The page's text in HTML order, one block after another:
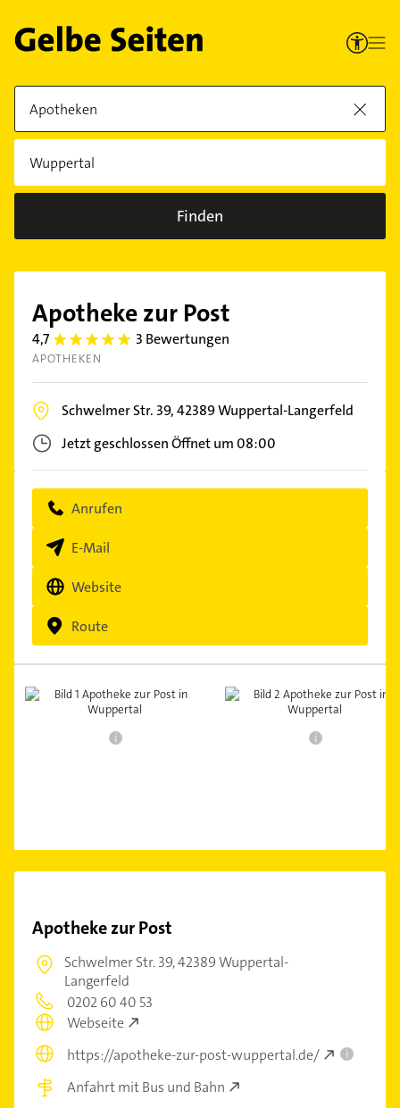
Finden
Apotheke zur Post
4,7 4.7000003 3 Bewertungen
APOTHEKEN
Schwelmer Str. 39,42389Wuppertal-Langerfeld
Jetzt geschlossenÖffnet um 08:00
Anrufen
E-Mail
Website
Route
i i
Apotheke zur Post
Schwelmer Str. 39,42389 Wuppertal-
Langerfeld
0202 60 40 53
Webseite
https://apotheke-zur-post-wuppertal.de/
i
Anfahrt mit Bus und Bahn